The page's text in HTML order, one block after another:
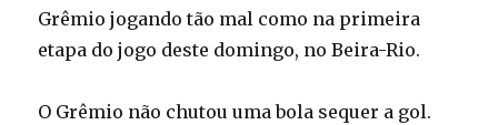
Grêmio jogando tão mal como na primeira
etapa do jogo deste domingo, no Beira-Rio.
O Grêmio não chutou uma bola sequer a gol.